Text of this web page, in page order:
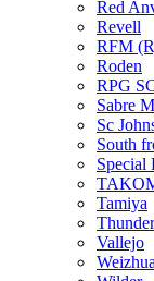
Red
Revell
RFM
Roden
RPG
Sabre
Sc
South
Special
Tamiya
Thunder
Vallejo